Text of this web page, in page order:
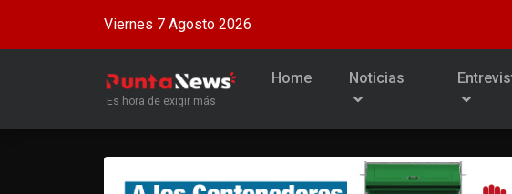
Viernes 7 Agosto 2026
Es hora de exigir más
Home Noticias